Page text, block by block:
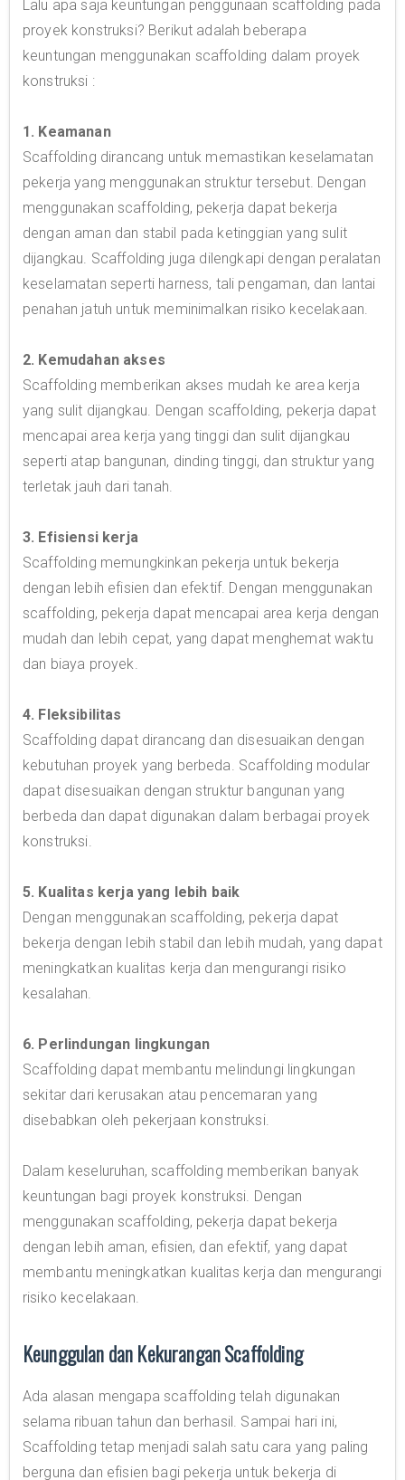
Lalu apa saja keuntungan penggunaan scaffolding pada
proyek konstruksi? Berikut adalah beberapa
keuntungan menggunakan scaffolding dalam proyek
konstruksi :
1. Keamanan
Scaffolding dirancang untuk memastikan keselamatan
pekerja yang menggunakan struktur tersebut. Dengan
menggunakan scaffolding, pekerja dapat bekerja
dengan aman dan stabil pada ketinggian yang sulit
dijangkau. Scaffolding juga dilengkapi dengan peralatan
keselamatan seperti harness, tali pengaman, dan lantai
penahan jatuh untuk meminimalkan risiko kecelakaan.
2. Kemudahan akses
Scaffolding memberikan akses mudah ke area kerja
yang sulit dijangkau. Dengan scaffolding, pekerja dapat
mencapai area kerja yang tinggi dan sulit dijangkau
seperti atap bangunan, dinding tinggi, dan struktur yang
terletak jauh dari tanah.
3. Efisiensi kerja
Scaffolding memungkinkan pekerja untuk bekerja
dengan lebih efisien dan efektif. Dengan menggunakan
scaffolding, pekerja dapat mencapai area kerja dengan
mudah dan lebih cepat, yang dapat menghemat waktu
dan biaya proyek.
4. Fleksibilitas
Scaffolding dapat dirancang dan disesuaikan dengan
kebutuhan proyek yang berbeda. Scaffolding modular
dapat disesuaikan dengan struktur bangunan yang
berbeda dan dapat digunakan dalam berbagai proyek
konstruksi.
5. Kualitas kerja yang lebih baik
Dengan menggunakan scaffolding, pekerja dapat
bekerja dengan lebih stabil dan lebih mudah, yang dapat
meningkatkan kualitas kerja dan mengurangi risiko
kesalahan.
6. Perlindungan lingkungan
Scaffolding dapat membantu melindungi lingkungan
sekitar dari kerusakan atau pencemaran yang
disebabkan oleh pekerjaan konstruksi.
Dalam keseluruhan, scaffolding memberikan banyak
keuntungan bagi proyek konstruksi. Dengan
menggunakan scaffolding, pekerja dapat bekerja
dengan lebih aman, efisien, dan efektif, yang dapat
membantu meningkatkan kualitas kerja dan mengurangi
risiko kecelakaan.
Keunggulan dan Kekurangan Scaffolding
Ada alasan mengapa scaffolding telah digunakan
selama ribuan tahun dan berhasil. Sampai hari ini,
Scaffolding tetap menjadi salah satu cara yang paling
berguna dan efisien bagi pekerja untuk bekerja di